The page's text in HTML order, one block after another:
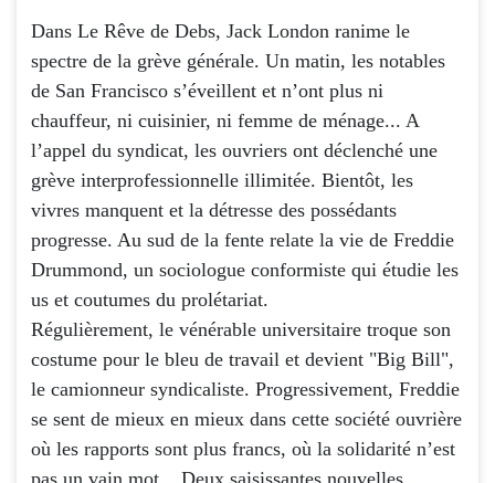
Dans Le Rêve de Debs, Jack London ranime le
spectre de la grève générale. Un matin, les notables
de San Francisco s’éveillent et n’ont plus ni
chauffeur, ni cuisinier, ni femme de ménage... A
l’appel du syndicat, les ouvriers ont déclenché une
grève interprofessionnelle illimitée. Bientôt, les
vivres manquent et la détresse des possédants
progresse. Au sud de la fente relate la vie de Freddie
Drummond, un sociologue conformiste qui étudie les
us et coutumes du prolétariat.
Régulièrement, le vénérable universitaire troque son
costume pour le bleu de travail et devient "Big Bill",
le camionneur syndicaliste. Progressivement, Freddie
se sent de mieux en mieux dans cette société ouvrière
où les rapports sont plus francs, où la solidarité n’est
pas un vain mot... Deux saisissantes nouvelles